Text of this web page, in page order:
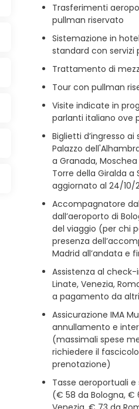
Trasferimenti
pullman riservato
Sistemazione in
standard con servizi
Trattamento di
Tour con pullman
Visite indicate in
parlanti italiano ove
Biglietti d’ingresso
Palazzo
a Granada,
Torre della Giralda
aggiornato al 24/10/
Accompagnatore
dall’aeroporto di
del viaggio (per chi
presenza
Madrid all’andata e
Assistenza al
Linate, Venezia,
a pagamento da
Assicurazione IMA
annullamento e
(massimali spese
richiedere il
prenotazione)
Tasse aeroportuali
(€ 58 da Bologna, €